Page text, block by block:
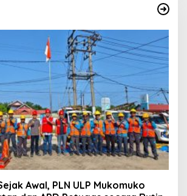
Awal, PLN ULP Mukomuko